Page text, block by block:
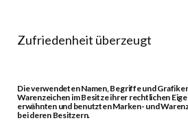
Zufriedenheit überzeugt
Die verwendeten Namen, Begriffe und
Warenzeichen im Besitze ihrer rechtlichen
erwähnten und benutzten Marken- und
bei deren Besitzern.